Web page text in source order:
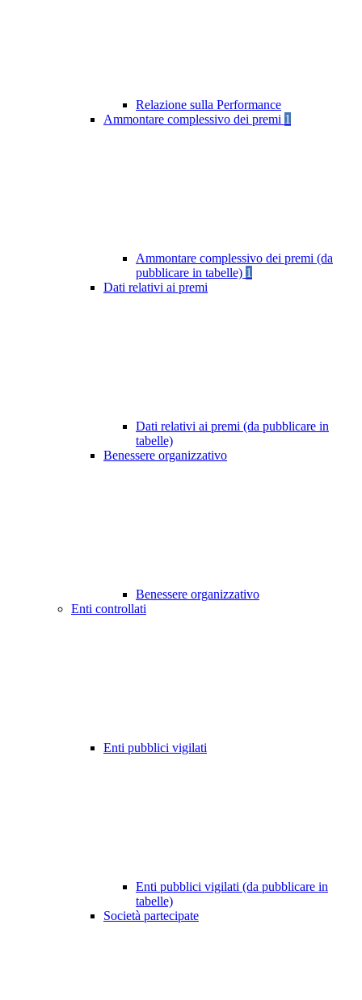
Relazione sulla Performance
Ammontare complessivo dei premi 1
Ammontare complessivo dei premi (da
pubblicare in tabelle) 1
Dati relativi ai premi
Dati relativi ai premi (da pubblicare in
tabelle)
Benessere organizzativo
Benessere organizzativo
Enti controllati
Enti pubblici vigilati
Enti pubblici vigilati (da pubblicare in
tabelle)
Società partecipate